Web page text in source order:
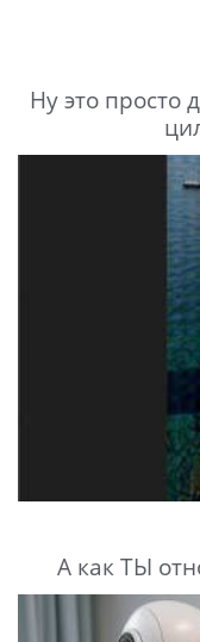
Ну это просто
А как ТЫ